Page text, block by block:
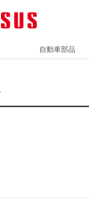
自動車部品